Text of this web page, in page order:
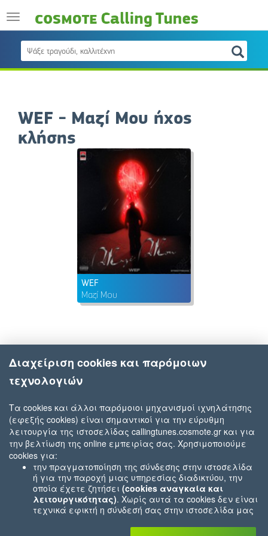
WEF - Μαζί Μου ήχος
κλήσης
WEF
Μαζί Μου
Διαχείριση cookies και παρόμοιων
τεχνολογιών
Τα cookies και άλλοι παρόμοιοι μηχανισμοί ιχνηλάτησης
(εφεξής cookies) είναι σημαντικοί για την εύρυθμη
λειτουργία της ιστοσελίδας callingtunes.cosmote.gr και για
την βελτίωση της online εμπειρίας σας. Χρησιμοποιούμε
cookies για:
την πραγματοποίηση της σύνδεσης στην ιστοσελίδα
ή για την παροχή μιας υπηρεσίας διαδικτύου, την
οποία έχετε ζητήσει (cookies αναγκαία και
λειτουργικότητας). Χωρίς αυτά τα cookies δεν είναι
τεχνικά εφικτή η σύνδεσή σας στην ιστοσελίδα μας
που εσείς μας ζητήσατε (π.χ.cookies που αφορούν